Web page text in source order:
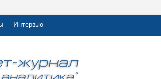
Интервью